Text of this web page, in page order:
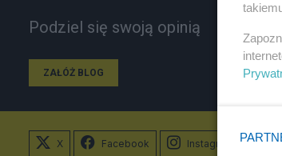
Podziel się swoją opinią
ZAŁÓŻ BLOG
X Facebook Instagram